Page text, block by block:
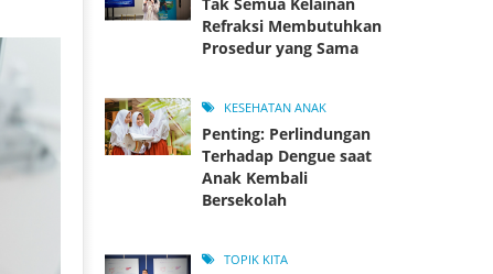
Refraksi Membutuhkan
Prosedur yang Sama
KESEHATAN ANAK
Penting: Perlindungan
Terhadap Dengue saat
Anak Kembali
Bersekolah
TOPIK KITA